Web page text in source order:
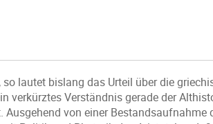
lautet bislang das Urteil über die
verkürztes Verständnis gerade der
von einer Bestandsaufnahme